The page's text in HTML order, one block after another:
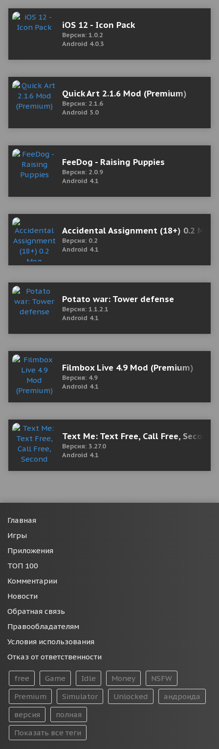
iOS 12 - Icon Pack
Версия: 1.0.2
Android 4.0.3
Quick Art 2.1.6 Mod (Premium)
Версия: 2.1.6
Android 5.0
FeeDog - Raising Puppies
Версия: 2.0.9
Android 4.1
Accidental Assignment (18+) 0.2 Мод
Версия: 0.2
Android 4.1
Potato war: Tower defense
Версия: 1.1.2.1
Android 4.1
Filmbox Live 4.9 Mod (Premium)
Версия: 4.9
Android 4.1
Text Me: Text Free, Call Free, Second
Версия: 3.27.0
Android 4.1
Главная
Игры
Приложения
ТОП 100
Комментарии
Новости
Обратная связь
Правообладателям
Условия использования
Отказ от ответственности
free Game Idle Money
NSFW
Premium
Simulator Unlocked
андроида
версия
полная
Показать все теги